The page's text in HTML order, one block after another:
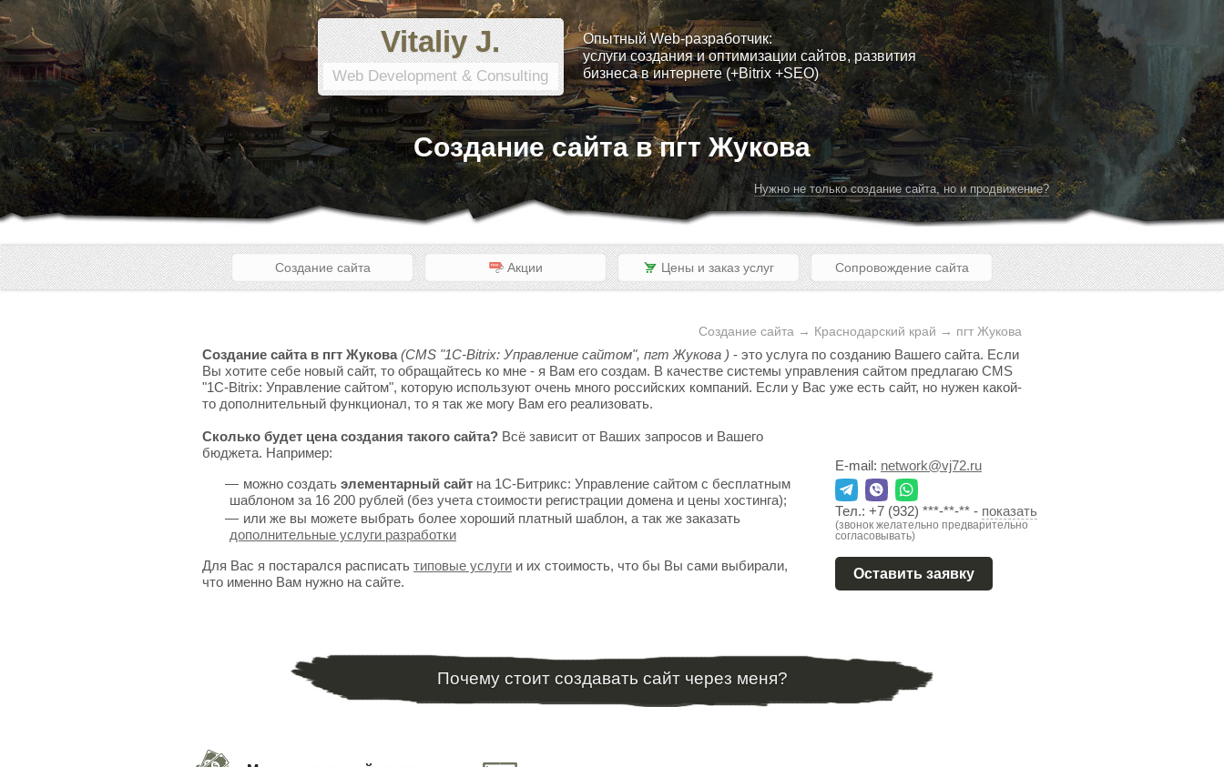
Vitaliy J.
Web Development & Consulting
Опытный Web-разработчик:
услуги создания и оптимизации сайтов, развития
бизнеса в интернете (+Bitrix +SEO)
Создание сайта в пгт Жукова
Нужно не только создание сайта, но и продвижение?
Создание сайта Акции Цены и заказ услуг Сопровождение сайта
Создание сайта → Краснодарский край → пгт Жукова
Создание сайта в пгт Жукова (CMS "1C-Bitrix: Управление сайтом", пгт Жукова ) - это услуга по созданию Вашего сайта. Если
Вы хотите себе новый сайт, то обращайтесь ко мне - я Вам его создам. В качестве системы управления сайтом предлагаю CMS
"1C-Bitrix: Управление сайтом", которую используют очень много российских компаний. Если у Вас уже есть сайт, но нужен какой-
то дополнительный функционал, то я так же могу Вам его реализовать.
Сколько будет цена создания такого сайта? Всё зависит от Ваших запросов и Вашего
бюджета. Например:
можно создать элементарный сайт на 1С-Битрикс: Управление сайтом с бесплатным
шаблоном за 16 200 рублей (без учета стоимости регистрации домена и цены хостинга);
или же вы можете выбрать более хороший платный шаблон, а так же заказать
дополнительные услуги разработки
Для Вас я постарался расписать типовые услуги и их стоимость, что бы Вы сами выбирали,
что именно Вам нужно на сайте.
E-mail: network@vj72.ru
Тел.: +7 (932) ***-**-** - показать
(звонок желательно предварительно
согласовывать)
Оставить заявку
Почему стоит создавать сайт через меня?